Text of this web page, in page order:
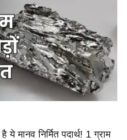
मानव निर्मित पदार्थ! 1 ग्राम